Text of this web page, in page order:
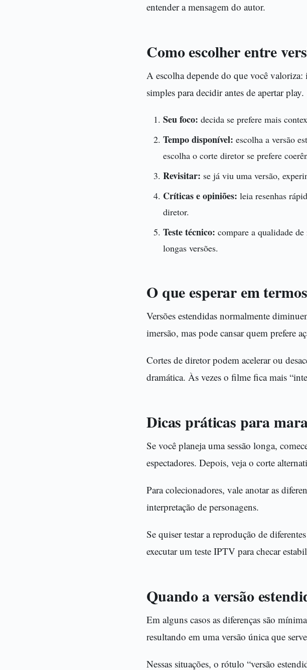
entender a mensagem do autor.
Como escolher entre
A escolha depende do que você
simples para decidir antes de apertar play.
Seu foco: decida se prefere mais
Tempo disponível: escolha a versão
escolha o corte diretor se prefere
Revisitar: se já viu uma versão,
Críticas e opiniões: leia resenhas
diretor.
Teste técnico: compare a qualidade
longas versões.
O que esperar em
Versões estendidas normalmente
imersão, mas pode cansar quem prefere
Cortes de diretor podem acelerar ou
dramática. Às vezes o filme fica mais
Dicas práticas para
Se você planeja uma sessão longa,
espectadores. Depois, veja o corte
Para colecionadores, vale anotar as
interpretação de personagens.
Se quiser testar a reprodução de
executar um teste IPTV para checar
Quando a versão
Em alguns casos as diferenças são
resultando em uma versão única que
Nessas situações, o rótulo “versão